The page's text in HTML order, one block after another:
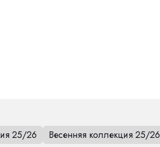
25/26 Весенняя коллекция 25/26